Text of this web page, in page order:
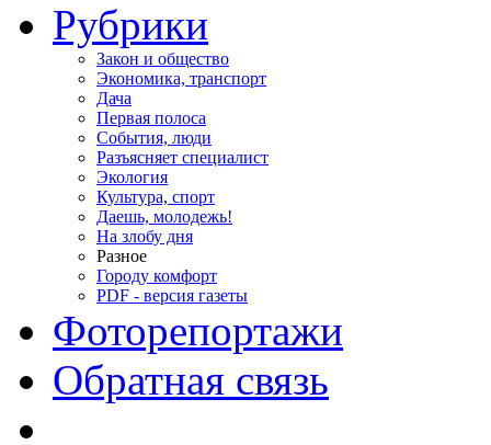
Рубрики
Закон и общество
Экономика, транспорт
Дача
Первая полоса
События, люди
Разъясняет специалист
Экология
Культура, спорт
Даешь, молодежь!
На злобу дня
Разное
Городу комфорт
PDF - версия газеты
Фоторепортажи
Обратная связь